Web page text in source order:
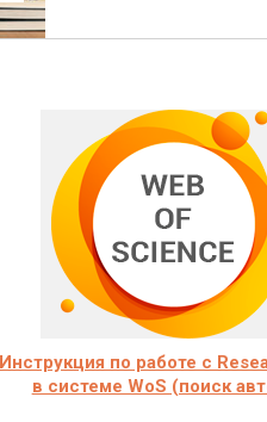
Инструкция по работе с
в системе WoS (поиск